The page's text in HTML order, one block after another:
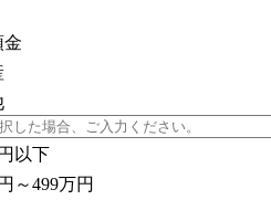
金
以下
～499万円